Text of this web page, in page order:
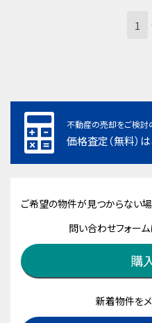
1
不動産の売却をご検討
価格査定（無料）
ご希望の物件が見つからない場
問い合わせフォー
購
新着物件を